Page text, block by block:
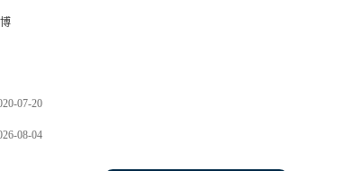
07-20
08-04